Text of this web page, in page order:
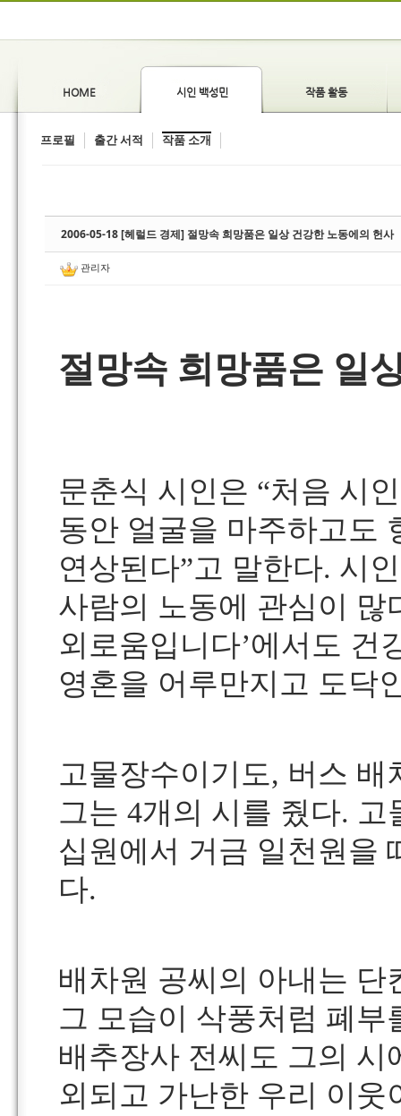
HOME 시인 백성민 작품 활동
프로필 출간 서적 작품 소개
2006-05-18 [헤럴드 경제] 절망속 희망품은 일상 건강한 노동에의 헌사
관리자
절망속 희망품은 일
문춘식 시인은 “처음 시
동안 얼굴을 마주하고도
연상된다”고 말한다. 시
사람의 노동에 관심이 많
외로움입니다’에서도 건
영혼을 어루만지고 도닥
고물장수이기도, 버스
그는 4개의 시를 줬다.
십원에서 거금 일천원을
다.
배차원 공씨의 아내는
그 모습이 삭풍처럼 폐
배추장사 전씨도 그의
외되고 가난한 우리 이